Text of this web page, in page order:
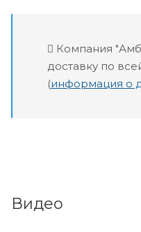
Компания
доставку по
(информация о
Видео